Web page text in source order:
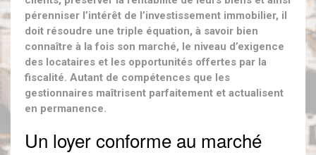
pérenniser l’intérêt de l’investissement immobilier, il
doit résoudre une triple équation, à savoir bien
connaître à la fois son marché, le niveau d’exigence
des locataires et les opportunités offertes par la
fiscalité. Autant de compétences que les
gestionnaires maîtrisent parfaitement et actualisent
en permanence.
Un loyer conforme au marché